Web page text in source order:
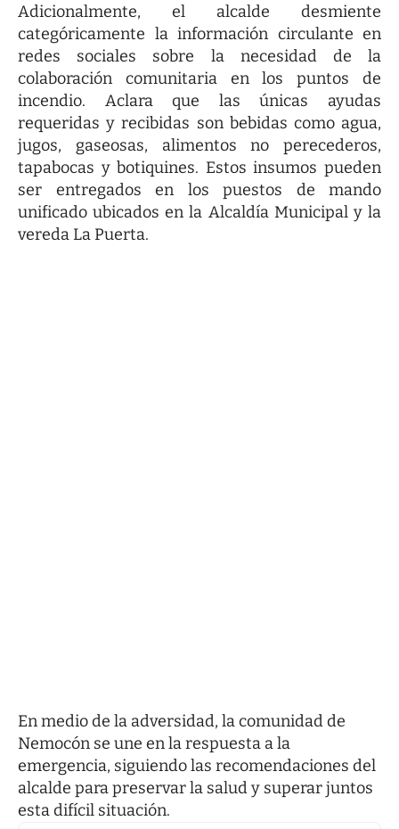
Adicionalmente, el alcalde desmiente
categóricamente la información circulante en
redes sociales sobre la necesidad de la
colaboración comunitaria en los puntos de
incendio. Aclara que las únicas ayudas
requeridas y recibidas son bebidas como agua,
jugos, gaseosas, alimentos no perecederos,
tapabocas y botiquines. Estos insumos pueden
ser entregados en los puestos de mando
unificado ubicados en la Alcaldía Municipal y la
vereda La Puerta.
En medio de la adversidad, la comunidad de
Nemocón se une en la respuesta a la
emergencia, siguiendo las recomendaciones del
alcalde para preservar la salud y superar juntos
esta difícil situación.